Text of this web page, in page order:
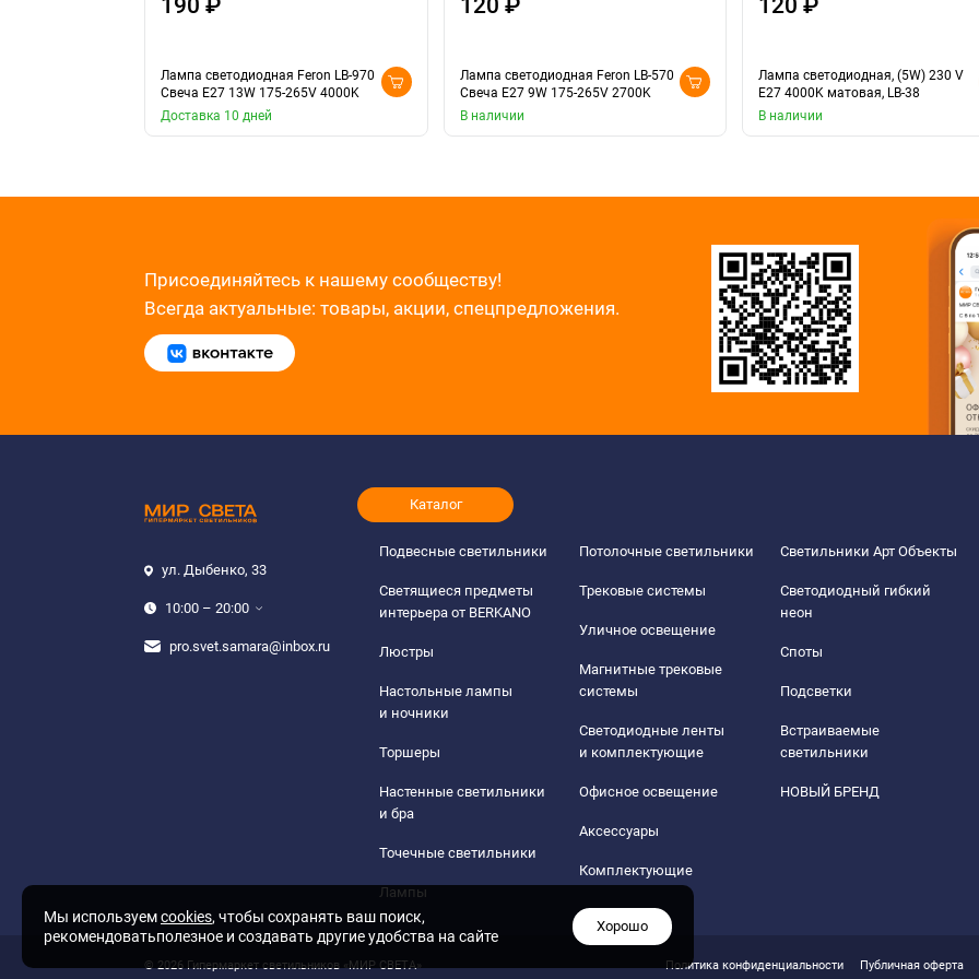
190 ₽
Лампа светодиодная Feron LB-970
Свеча E27 13W 175-265V 4000K
Доставка 10 дней
120 ₽
Лампа светодиодная Feron LB-570
Свеча E27 9W 175-265V 2700K
В наличии
120 ₽
Лампа светодиодная, (5W) 230 V
E27 4000K матовая, LB-38
В наличии
Присоединяйтесь к нашему сообществу!
Всегда актуальные: товары, акции, спецпредложения.
ул. Дыбенко, 33
10:00 – 20:00
pro.svet.samara@inbox.ru
Каталог
Подвесные светильники
Светящиеся предметы
интерьера от BERKANO
Люстры
Настольные лампы
и ночники
Торшеры
Настенные светильники
и бра
Точечные светильники
Лампы
Потолочные светильники
Трековые системы
Уличное освещение
Магнитные трековые
системы
Светодиодные ленты
и комплектующие
Офисное освещение
Аксессуары
Комплектующие
Светильники Арт Объекты
Светодиодный гибкий
неон
Споты
Подсветки
Встраиваемые
светильники
НОВЫЙ БРЕНД
© 2026 Гипермаркет светильников «МИР СВЕТА» Политика конфиденциальности Публичная оферта
Мы используемcookies, чтобы сохранять ваш поиск,
рекомендоватьполезное и создавать другие удобства на сайте
Хорошо